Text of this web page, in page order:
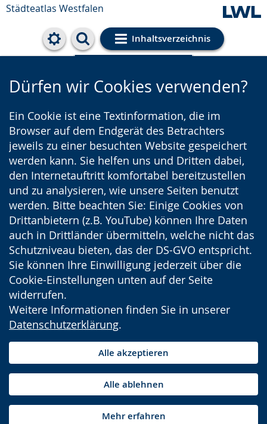
Städteatlas Westfalen
Inhaltsverzeichnis
Cookie-Einstellungen
Dürfen wir Cookies verwenden?
Ein Cookie ist eine Textinformation, die im
Browser auf dem Endgerät des Betrachters
jeweils zu einer besuchten Website gespeichert
werden kann. Sie helfen uns und Dritten dabei,
den Internetauftritt komfortabel bereitzustellen
und zu analysieren, wie unsere Seiten benutzt
werden. Bitte beachten Sie: Einige Cookies von
Drittanbietern (z.B. YouTube) können Ihre Daten
auch in Drittländer übermitteln, welche nicht das
Schutzniveau bieten, das der DS-GVO entspricht.
Sie können Ihre Einwilligung jederzeit über die
Cookie-Einstellungen unten auf der Seite
widerrufen.
Weitere Informationen finden Sie in unserer
Datenschutzerklärung.
Alle akzeptieren
Alle ablehnen
Mehr erfahren